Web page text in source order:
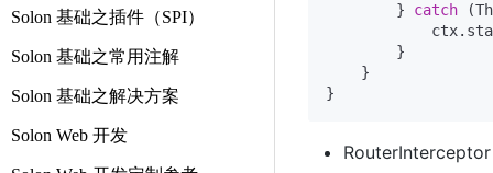
Solon 基础之插件（SPI）
Solon 基础之常用注解
Solon 基础之解决方案
Solon Web 开发
        }
catch
        }
    }
RouterInterceptor